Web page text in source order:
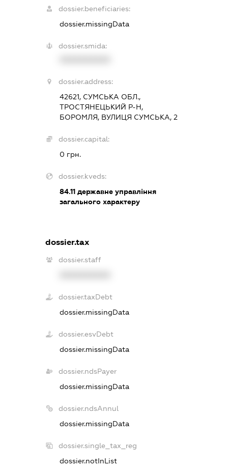
dossier.beneficiaries:
dossier.missingData
dossier.smida:
dossier.address:
42621, СУМСЬКА ОБЛ.,
ТРОСТЯНЕЦЬКИЙ Р-Н,
БОРОМЛЯ, ВУЛИЦЯ СУМСЬКА, 2
dossier.capital:
0 грн.
dossier.kveds:
84.11державне управління
загального характеру
dossier.tax
dossier.staff
dossier.taxDebt
dossier.missingData
dossier.esvDebt
dossier.missingData
dossier.ndsPayer
dossier.missingData
dossier.ndsAnnul
dossier.missingData
dossier.single_tax_reg
dossier.notInList